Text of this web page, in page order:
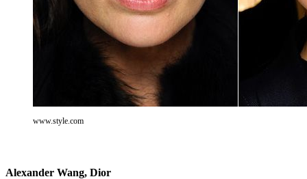
www.style.com
Alexander Wang, Dior